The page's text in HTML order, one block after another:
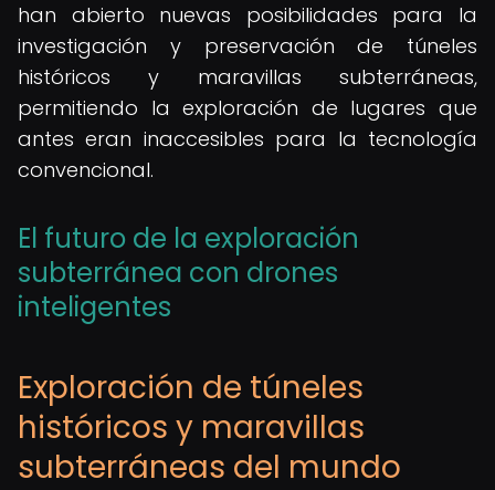
han abierto nuevas posibilidades para la
investigación y preservación de túneles
históricos y maravillas subterráneas,
permitiendo la exploración de lugares que
antes eran inaccesibles para la tecnología
convencional.
El futuro de la exploración
subterránea con drones
inteligentes
Exploración de túneles
históricos y maravillas
subterráneas del mundo